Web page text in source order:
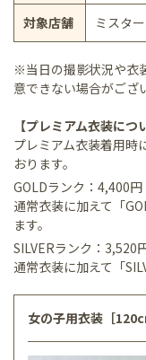
対象店舗 ミスタ
※当日の撮影状況や衣
意できない場合がござ
【プレミアム衣装につ
プレミアム衣装着用時
おります。
GOLDランク：4,400円
通常衣装に加えて「
ます。
SILVERランク：3,520
通常衣装に加えて「
女の子用衣装［